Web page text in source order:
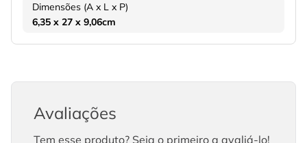
Dimensões (A x L x P)
6,35 x 27 x 9,06cm
Avaliações
Tem esse produto? Seja o primeiro a avaliá-lo!